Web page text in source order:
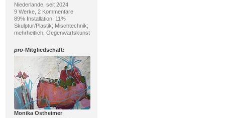
Niederlande, seit 2024
9 Werke, 2 Kommentare
89% Installation, 11%
Skulptur/Plastik; Mischtechnik;
mehrheitlich: Gegenwartskunst
pro-Mitgliedschaft:
Monika Ostheimer